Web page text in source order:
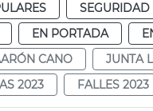
EN PORTADA
CANO
JUNTA
2023 FALLES 2023